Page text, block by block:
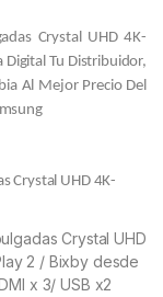
Crystal UHD 4K-
Digital Tu Distribuidor,
Al Mejor Precio Del
Crystal UHD 4K-
Crystal UHD
2 / Bixby desde
x 3/ USB x2